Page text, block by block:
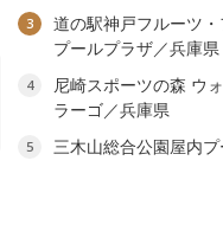
3
道の駅神戸フルーツ
プールプラザ／兵庫県
4
尼崎スポーツの森 ウ
ラーゴ／兵庫県
5
三木山総合公園屋内